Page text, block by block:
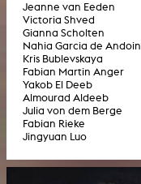
Jeanne van Eeden
Victoria Shved
Gianna Scholten
Nahia Garcia de Andoin
Kris Bublevskaya
Fabian Martin Anger
Yakob El Deeb
Almourad Aldeeb
Julia von dem Berge
Fabian Rieke
Jingyuan Luo